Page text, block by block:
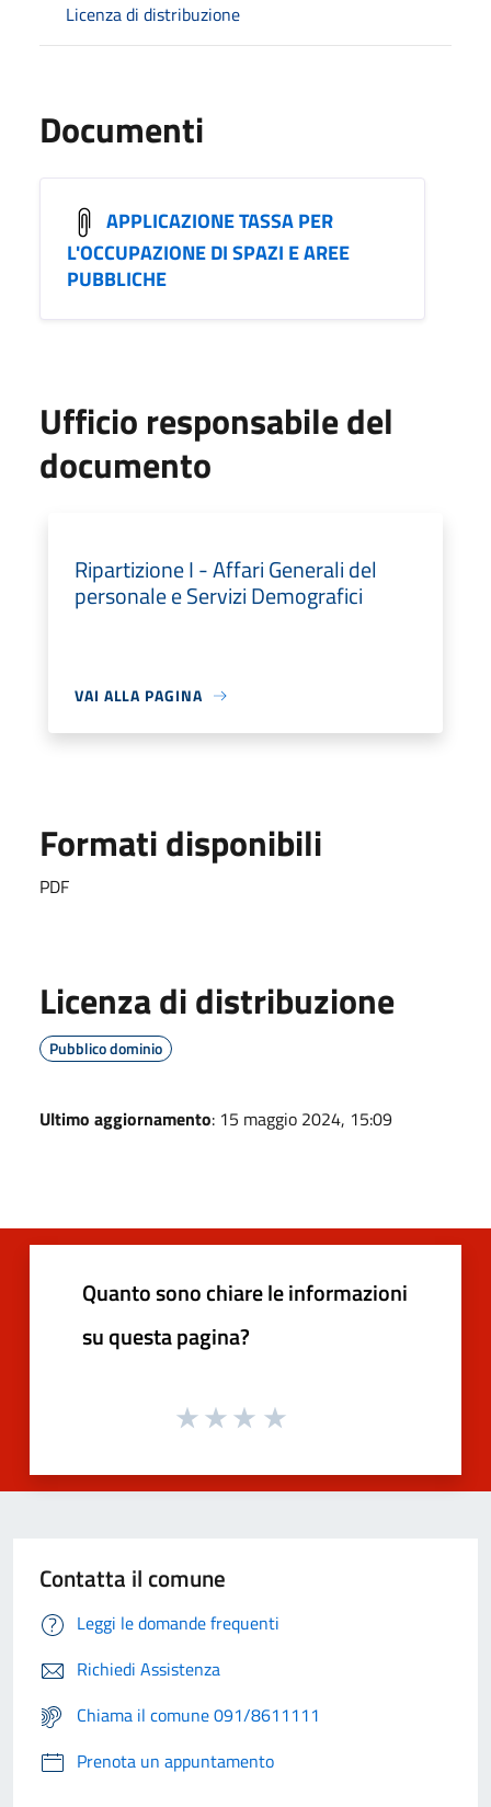
Licenza di distribuzione
Documenti
APPLICAZIONE TASSA PER
L'OCCUPAZIONE DI SPAZI E AREE
PUBBLICHE
Ufficio responsabile del
documento
Ripartizione I - Affari Generali del
personale e Servizi Demografici
VAI ALLA PAGINA
Formati disponibili
PDF
Licenza di distribuzione
Pubblico dominio
Ultimo aggiornamento: 15 maggio 2024, 15:09
Quanto sono chiare le informazioni
su questa pagina?
Contatta il comune
Leggi le domande frequenti
Richiedi Assistenza
Chiama il comune 091/8611111
Prenota un appuntamento